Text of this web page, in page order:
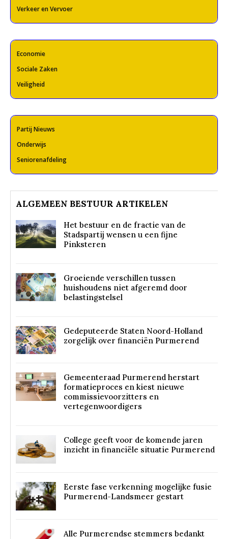
Verkeer en Vervoer
Economie
Sociale Zaken
Veiligheid
Partij Nieuws
Onderwijs
Seniorenafdeling
ALGEMEEN BESTUUR ARTIKELEN
Het bestuur en de fractie van de
Stadspartij wensen u een fijne
Pinksteren
Groeiende verschillen tussen
huishoudens niet afgeremd door
belastingstelsel
Gedeputeerde Staten Noord-Holland
zorgelijk over financiën Purmerend
Gemeenteraad Purmerend herstart
formatieproces en kiest nieuwe
commissievoorzitters en
vertegenwoordigers
College geeft voor de komende jaren
inzicht in financiële situatie Purmerend
Eerste fase verkenning mogelijke fusie
Purmerend-Landsmeer gestart
Alle Purmerendse stemmers bedankt